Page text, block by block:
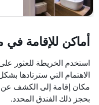
أماكن للإقامة في
استخدم الخريطة للعثور
الاهتمام التي سترتادها
مكان إقامة إلى الكشف عن
بحجز ذلك الفندق المحدد.